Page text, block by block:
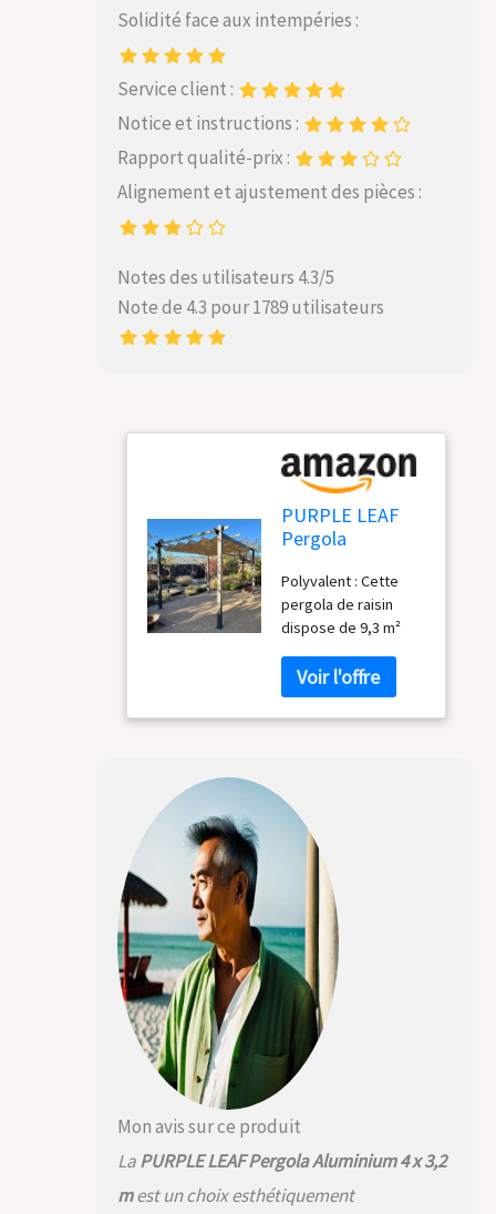
Solidité face aux intempéries :
Service client :
Notice et instructions :
Rapport qualité-prix :
Alignement et ajustement des pièces :
Notes des utilisateurs 4.3/5
Note de 4.3 pour 1789 utilisateurs
PURPLE LEAF
Pergola
3,2 m UPF 50+
Toit Coulissant
Jardin Kaki
Polyvalent : Cette
pergola de raisin
dispose de 9,3 m²
est idéal pour les
piscines, les bains à
remous, les repas ou
expérience
différente de la vie
en plein air Aluminium
de Qualité
Supérieure : Le cadre
en aluminium à
revêtement en
poudre haute
performance offre
une résistance, une
durabilité et une
facilité d'entretien
supérieures Tissus
Améliorés : Tissus
teints en fil de 180
g/m². La toile,
fabriquée en
polyester, est
Mon avis sur ce produit
LaPURPLE LEAF Pergola Aluminium 4 x 3,2
mest un choix esthétiquement